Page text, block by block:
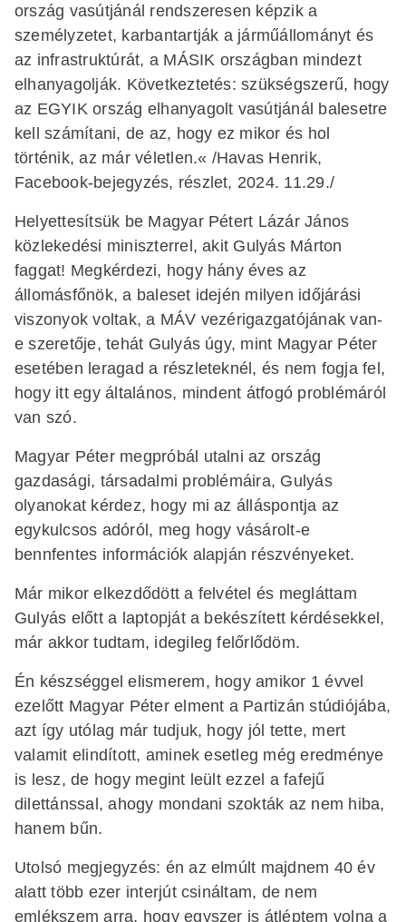
ország vasútjánál rendszeresen képzik a
személyzetet, karbantartják a járműállományt és
az infrastruktúrát, a MÁSIK országban mindezt
elhanyagolják. Következtetés: szükségszerű, hogy
az EGYIK ország elhanyagolt vasútjánál balesetre
kell számítani, de az, hogy ez mikor és hol
történik, az már véletlen.« /Havas Henrik,
Facebook-bejegyzés, részlet, 2024. 11.29./
Helyettesítsük be Magyar Pétert Lázár János
közlekedési miniszterrel, akit Gulyás Márton
faggat! Megkérdezi, hogy hány éves az
állomásfőnök, a baleset idején milyen időjárási
viszonyok voltak, a MÁV vezérigazgatójának van-
e szeretője, tehát Gulyás úgy, mint Magyar Péter
esetében leragad a részleteknél, és nem fogja fel,
hogy itt egy általános, mindent átfogó problémáról
van szó.
Magyar Péter megpróbál utalni az ország
gazdasági, társadalmi problémáira, Gulyás
olyanokat kérdez, hogy mi az álláspontja az
egykulcsos adóról, meg hogy vásárolt-e
bennfentes információk alapján részvényeket.
Már mikor elkezdődött a felvétel és megláttam
Gulyás előtt a laptopját a bekészített kérdésekkel,
már akkor tudtam, idegileg felőrlődöm.
Én készséggel elismerem, hogy amikor 1 évvel
ezelőtt Magyar Péter elment a Partizán stúdiójába,
azt így utólag már tudjuk, hogy jól tette, mert
valamit elindított, aminek esetleg még eredménye
is lesz, de hogy megint leült ezzel a fafejű
dilettánssal, ahogy mondani szokták az nem hiba,
hanem bűn.
Utolsó megjegyzés: én az elmúlt majdnem 40 év
alatt több ezer interjút csináltam, de nem
emlékszem arra, hogy egyszer is átléptem volna a